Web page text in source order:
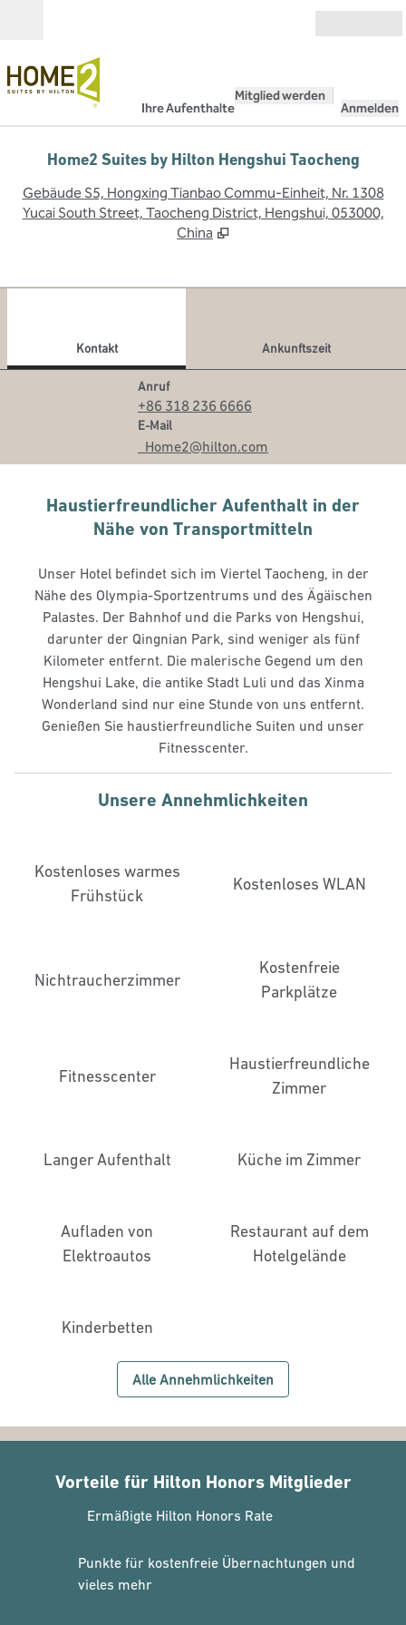
Ihre Aufenthalte
Mitglied werden
Anmelden
Home2 Suites by Hilton Hengshui Taocheng
Gebäude S5, Hongxing Tianbao Commu-Einheit, Nr. 1308
Yucai South Street, Taocheng District, Hengshui, 053000,
China
Kontakt
Ankunftszeit
Anruf
Telefon
+86 318 236 6666
E-Mail
E-MailSJWHG
_Home2@hilton.com
Haustierfreundlicher Aufenthalt in der
Nähe von Transportmitteln
Unser Hotel befindet sich im Viertel Taocheng, in der
Nähe des Olympia-Sportzentrums und des Ägäischen
Palastes. Der Bahnhof und die Parks von Hengshui,
darunter der Qingnian Park, sind weniger als fünf
Kilometer entfernt. Die malerische Gegend um den
Hengshui Lake, die antike Stadt Luli und das Xinma
Wonderland sind nur eine Stunde von uns entfernt.
Genießen Sie haustierfreundliche Suiten und unser
Fitnesscenter.
Unsere Annehmlichkeiten
Kostenloses warmes
Frühstück
Kostenloses WLAN
Nichtraucher­zimmer
Kostenfreie
Parkplätze
Fitnesscenter
Haustier­freundliche
Zimmer
Langer Aufenthalt Küche im Zimmer
Aufladen von
Elektroautos
Restaurant auf dem
Hotelgelände
Kinderbetten
Alle Annehmlichkeiten
Vorteile für Hilton Honors Mitglieder
Ermäßigte Hilton Honors Rate
Punkte für kostenfreie Übernachtungen und
vieles mehr